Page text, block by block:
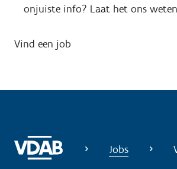
onjuiste info? Laat het ons
Vind een job
Jobs